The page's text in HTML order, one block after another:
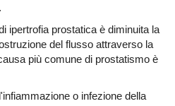
.
ipertrofia prostatica è diminuita la
del flusso attraverso la
più comune di prostatismo è
o infezione della